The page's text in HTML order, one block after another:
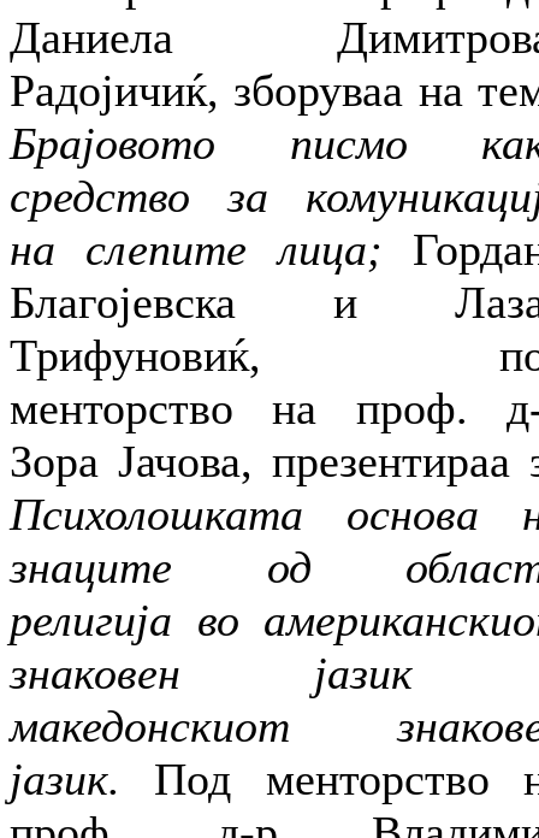
Даниела
Радојичиќ, зборуваа на
Брајовото писмо
средство за
на слепите лица;
Благојевска и
Трифуновиќ,
менторство на проф.
Зора Јачова, презентираа
Психолошката основа
знаците од
религија во
знаковен јазик
македонскиот
јазик. Под менторство